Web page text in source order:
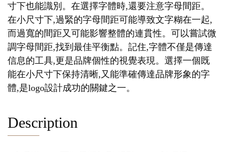
寸下也能識別。在選擇字體時,還要注意字母間距。
在小尺寸下,過緊的字母間距可能導致文字糊在一起,
而過寬的間距又可能影響整體的連貫性。可以嘗試微
調字母間距,找到最佳平衡點。記住,字體不僅是傳達
信息的工具,更是品牌個性的視覺表現。選擇一個既
能在小尺寸下保持清晰,又能準確傳達品牌形象的字
體,是logo設計成功的關鍵之一。
Description